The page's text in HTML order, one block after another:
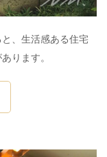
、生活感ある住宅
ります。